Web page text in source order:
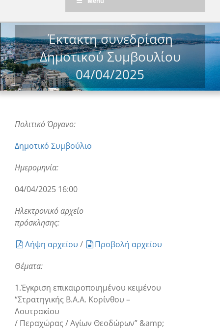
Έκτακτη συνεδρίαση
Δημοτικού Συμβουλίου
04/04/2025
Πολιτικό Όργανο:
Δημοτικό Συμβούλιο
Ημερομηνία:
04/04/2025 16:00
Ηλεκτρονικό αρχείο
πρόσκλησης:
Λήψη αρχείου /
Προβολή αρχείου
Θέματα:
1.Έγκριση επικαιροποιημένου κειμένου
“Στρατηγικής Β.Α.Α. Κορίνθου –
Λουτρακίου
/ Περαχώρας / Αγίων Θεοδώρων” &amp;